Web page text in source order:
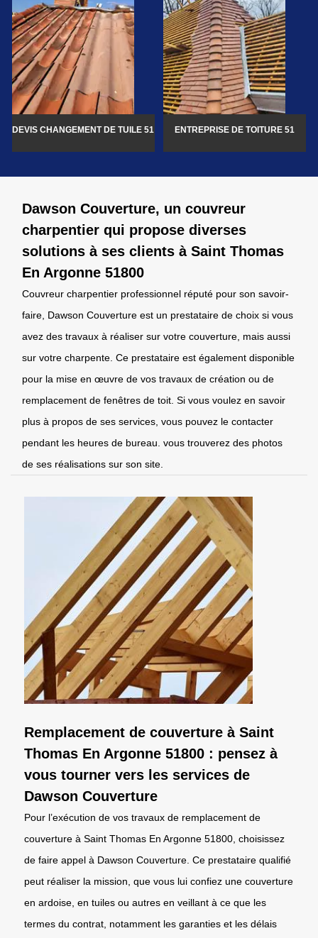
DEVIS CHANGEMENT DE TUILE 51 ENTREPRISE DE TOITURE 51
Dawson Couverture, un couvreur
charpentier qui propose diverses
solutions à ses clients à Saint Thomas
En Argonne 51800
Couvreur charpentier professionnel réputé pour son savoir-
faire, Dawson Couverture est un prestataire de choix si vous
avez des travaux à réaliser sur votre couverture, mais aussi
sur votre charpente. Ce prestataire est également disponible
pour la mise en œuvre de vos travaux de création ou de
remplacement de fenêtres de toit. Si vous voulez en savoir
plus à propos de ses services, vous pouvez le contacter
pendant les heures de bureau. vous trouverez des photos
de ses réalisations sur son site.
Remplacement de couverture à Saint
Thomas En Argonne 51800 : pensez à
vous tourner vers les services de
Dawson Couverture
Pour l’exécution de vos travaux de remplacement de
couverture à Saint Thomas En Argonne 51800, choisissez
de faire appel à Dawson Couverture. Ce prestataire qualifié
peut réaliser la mission, que vous lui confiez une couverture
en ardoise, en tuiles ou autres en veillant à ce que les
termes du contrat, notamment les garanties et les délais